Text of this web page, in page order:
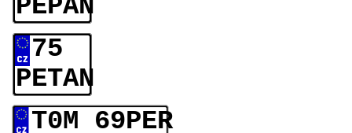
PEPAN
75
PETAN
T0M 69PER